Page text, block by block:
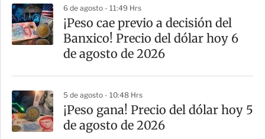
6 de agosto - 11:49 Hrs
¡Peso cae previo a decisión del
Banxico! Precio del dólar hoy 6
de agosto de 2026
5 de agosto - 10:48 Hrs
¡Peso gana! Precio del dólar hoy 5
de agosto de 2026